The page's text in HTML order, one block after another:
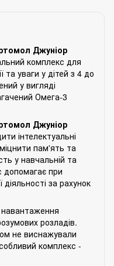
Джуніор
комплекс для
та уваги у дітей з 4 до
у вигляді
Омега-3
Джуніор
інтелектуальні
пам'ять та
у навчальній та
допомагає при
за рахунок
навантаження
розладів.
не виснажували
комплекс -